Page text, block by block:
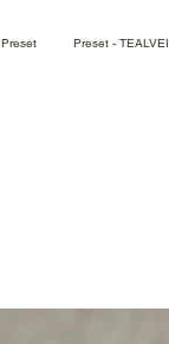
Preset Preset -